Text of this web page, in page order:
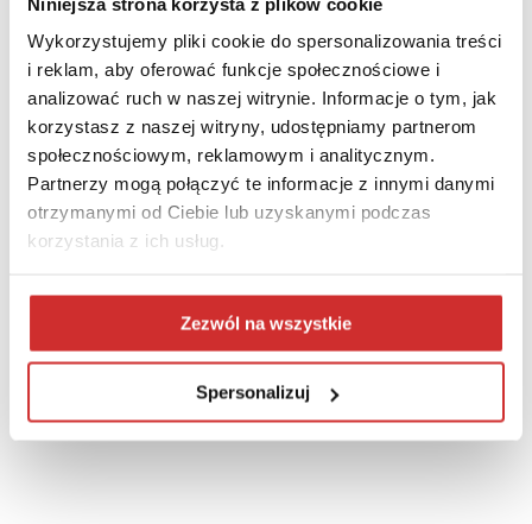
Wykorzystujemy pliki cookie do spersonalizowania treści
i reklam, aby oferować funkcje społecznościowe i
analizować ruch w naszej witrynie. Informacje o tym, jak
korzystasz z naszej witryny, udostępniamy partnerom
społecznościowym, reklamowym i analitycznym.
Partnerzy mogą połączyć te informacje z innymi danymi
otrzymanymi od Ciebie lub uzyskanymi podczas
korzystania z ich usług.
Zezwól na wszystkie
Spersonalizuj
WIĘCEJ INFORMACJI
To wydarzenie już się odbyło
31 Maj - 3 Czerwiec 2026
Centrum Konferencyjne Hotelu Sopot